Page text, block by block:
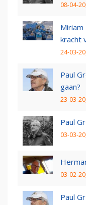
08-04-
Miriam
kracht
24-03-
Paul
gaan?
23-03-
Paul
03-03-
03-02-
Paul